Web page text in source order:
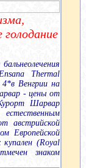
голодание
Thermal
Венгрии на
- цены от
Шарвар
австрийской
Европейской
купален (Royal
знаком